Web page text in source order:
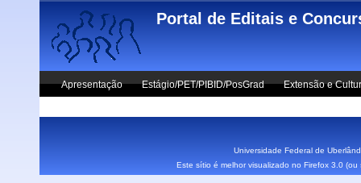
Skip to main content
Portal de Editais e
Apresentação Estágio/PET/PIBID/PosGrad Extensão e
Universidade Federal de
Este sítio é melhor visualizado no Firefox 3.0